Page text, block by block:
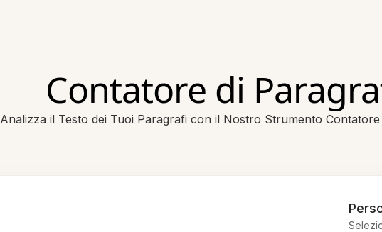
Contatore di
Analizza il Testo dei Tuoi Paragrafi con il Nostro Strumento